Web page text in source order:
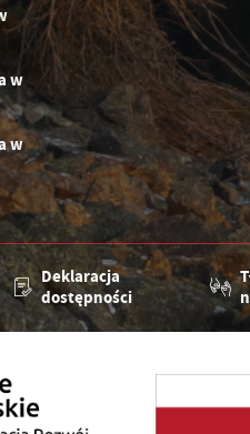
w
w
Deklaracja
dostępności